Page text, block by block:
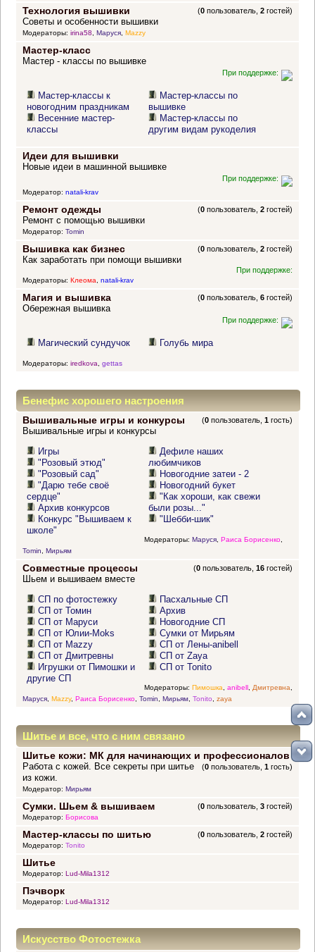
Технология вышивки (0 пользователь,2 гостей)
Советы и особенности вышивки
Модераторы: irina58, Маруся, Mazzy
Мастер-класс
Мастер - классы по вышивке
При поддержке:
Мастер-классы к
новогодним праздникам
Весенние мастер-
классы
Мастер-классы по
вышивке
Мастер-классы по
другим видам рукоделия
Идеи для вышивки
Новые идеи в машинной вышивке
При поддержке:
Модератор: natali-krav
Ремонт одежды (0 пользователь,2 гостей)
Ремонт с помощью вышивки
Модератор: Tomin
Вышивка как бизнес (0 пользователь,2 гостей)
Как заработать при помощи вышивки
При поддержке:
Модераторы: Клеома, natali-krav
Магия и вышивка (0 пользователь,6 гостей)
Обережная вышивка
При поддержке:
Магический сундучок Голубь мира
Модераторы: iredkova gettas
Бенефис хорошего настроения
Вышивальные игры и конкурсы (0 пользователь,1 гость)
Вышивальные игры и конкурсы
Игры
"Розовый этюд"
"Розовый сад"
"Дарю тебе своё
сердце"
Архив конкурсов
Конкурс "Вышиваем к
школе"
Дефиле наших
любимчиков
Новогодние затеи - 2
Новогодний букет
"Как хороши, как свежи
были розы..."
"Шебби-шик"
Модераторы: Маруся, Раиса Борисенко,
Tomin
Мирьям
Совместные процессы (0 пользователь,16 гостей)
Шьем и вышиваем вместе
СП по фотостежку
СП от Томин
СП от Маруси
СП от Юлии-Moks
СП от Mazzy
СП от Дмитревны
Игрушки от Пимошки и
другие СП
Пасхальные СП
Архив
Новогодние СП
Сумки от Мирьям
СП от Лены-anibell
СП от Zaya
СП от Tonito
Модераторы: Пимошка anibell, Дмитревна
Маруся, Mazzy, Раиса Борисенко, Tomin Мирьям, Tonito zaya
Шитье и все, что с ним связано
Шитье кожи: МК для начинающих и профессионалов
(0 пользователь,1 гость)
Работа с кожей. Все секреты при шитье
из кожи.
Модератор: Мирьям
Сумки. Шьем & вышиваем (0 пользователь,3 гостей)
Модератор: Борисова
Мастер-классы по шитью (0 пользователь,2 гостей)
Модератор: Tonito
Шитье
Модератор: Lud-Mila1312
Пэчворк
Модератор: Lud-Mila1312
Искусство Фотостежка